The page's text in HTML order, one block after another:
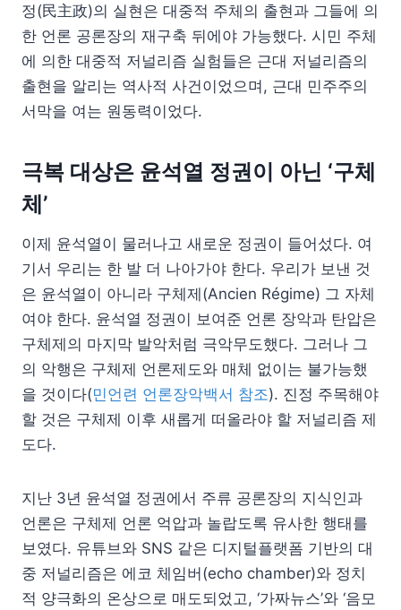
정(民主政)의 실현은 대중적 주체의 출현과 그들에 의
한 언론 공론장의 재구축 뒤에야 가능했다. 시민 주체
에 의한 대중적 저널리즘 실험들은 근대 저널리즘의
출현을 알리는 역사적 사건이었으며, 근대 민주주의
서막을 여는 원동력이었다.
극복 대상은 윤석열 정권이 아닌 ‘구체
체’
이제 윤석열이 물러나고 새로운 정권이 들어섰다. 여
기서 우리는 한 발 더 나아가야 한다. 우리가 보낸 것
은 윤석열이 아니라 구체제(Ancien Régime) 그 자체
여야 한다. 윤석열 정권이 보여준 언론 장악과 탄압은
구체제의 마지막 발악처럼 극악무도했다. 그러나 그
의 악행은 구체제 언론제도와 매체 없이는 불가능했
을 것이다(민언련 언론장악백서 참조). 진정 주목해야
할 것은 구체제 이후 새롭게 떠올라야 할 저널리즘 제
도다.
지난 3년 윤석열 정권에서 주류 공론장의 지식인과
언론은 구체제 언론 억압과 놀랍도록 유사한 행태를
보였다. 유튜브와 SNS 같은 디지털플랫폼 기반의 대
중 저널리즘은 에코 체임버(echo chamber)와 정치
적 양극화의 온상으로 매도되었고, ‘가짜뉴스’와 ‘음모